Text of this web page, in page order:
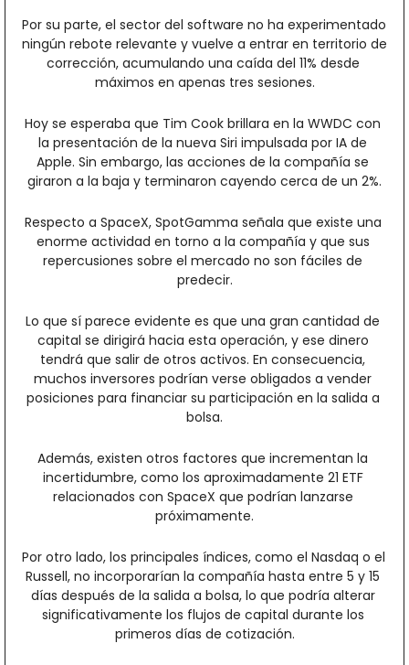
Por su parte, el sector del software no ha experimentado
ningún rebote relevante y vuelve a entrar en territorio de
corrección, acumulando una caída del 11% desde
máximos en apenas tres sesiones.
Hoy se esperaba que Tim Cook brillara en la WWDC con
la presentación de la nueva Siri impulsada por IA de
Apple. Sin embargo, las acciones de la compañía se
giraron a la baja y terminaron cayendo cerca de un 2%.
Respecto a SpaceX, SpotGamma señala que existe una
enorme actividad en torno a la compañía y que sus
repercusiones sobre el mercado no son fáciles de
predecir.
Lo que sí parece evidente es que una gran cantidad de
capital se dirigirá hacia esta operación, y ese dinero
tendrá que salir de otros activos. En consecuencia,
muchos inversores podrían verse obligados a vender
posiciones para financiar su participación en la salida a
bolsa.
Además, existen otros factores que incrementan la
incertidumbre, como los aproximadamente 21 ETF
relacionados con SpaceX que podrían lanzarse
próximamente.
Por otro lado, los principales índices, como el Nasdaq o el
Russell, no incorporarían la compañía hasta entre 5 y 15
días después de la salida a bolsa, lo que podría alterar
significativamente los flujos de capital durante los
primeros días de cotización.